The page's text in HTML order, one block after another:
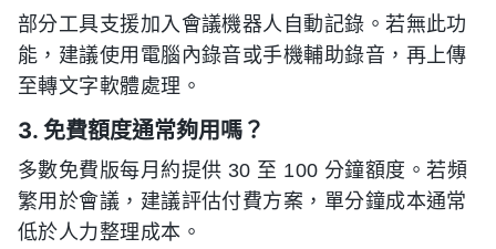
部分工具支援加入會議機器人自動記錄。若無此功
能，建議使用電腦內錄音或手機輔助錄音，再上傳
至轉文字軟體處理。
3. 免費額度通常夠用嗎？
多數免費版每月約提供 30 至 100 分鐘額度。若頻
繁用於會議，建議評估付費方案，單分鐘成本通常
低於人力整理成本。